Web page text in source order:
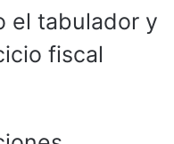
el tabulador y
fiscal